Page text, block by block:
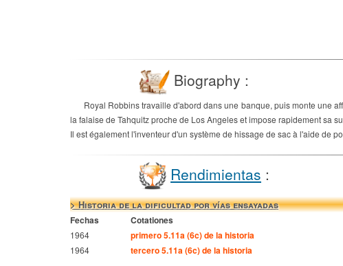
Biography :
Royal Robbins travaille d'abord dans une banque, puis monte une
la falaise de Tahquitz proche de Los Angeles et impose rapidement sa
Il est également l'inventeur d'un système de hissage de sac à l'aide de
Rendimientas :
> Historia de la dificultad por vías ensayadas
Fechas Cotationes
1964 primero 5.11a (6c) de la historia
1964
tercero 5.11a (6c) de la historia